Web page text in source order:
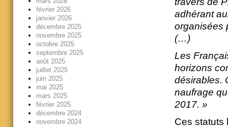
adhérant
organisées
(…)
Les
horizons
désirables.
naufrage
2017. »
Ces statuts
février 2026
janvier 2026
décembre 2025
novembre 2025
octobre 2025
septembre 2025
août 2025
juillet 2025
juin 2025
mai 2025
mars 2025
février 2025
décembre 2024
novembre 2024